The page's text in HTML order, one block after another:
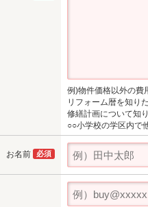
例)物件価格以外の費
リフォーム暦を知り
修繕計画について知
○○小学校の学区内で
お名前 必須